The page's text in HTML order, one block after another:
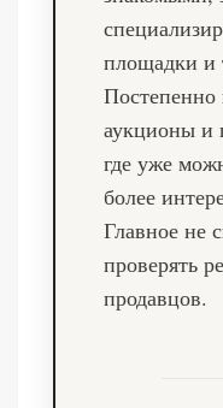
площадки и
Постепенно
аукционы и
где уже
более
Главное не
проверять
продавцов.